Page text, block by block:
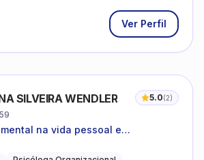
Ver Perfil
SILVEIRA WENDLER 5.0(2)
na vida pessoal e